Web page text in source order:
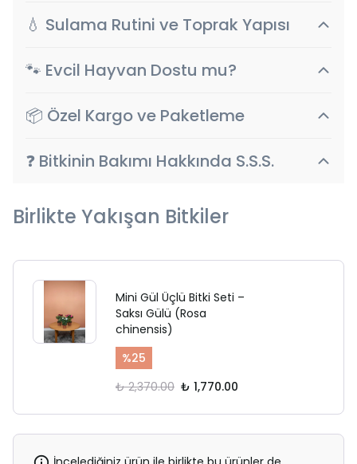
💧 Sulama Rutini ve Toprak Yapısı
🐾 Evcil Hayvan Dostu mu?
📦 Özel Kargo ve Paketleme
❓ Bitkinin Bakımı Hakkında S.S.S.
Birlikte Yakışan Bitkiler
Mini Gül Üçlü Bitki Seti –
Saksı Gülü (Rosa
chinensis)
%25
₺ 2,370.00 ₺ 1,770.00